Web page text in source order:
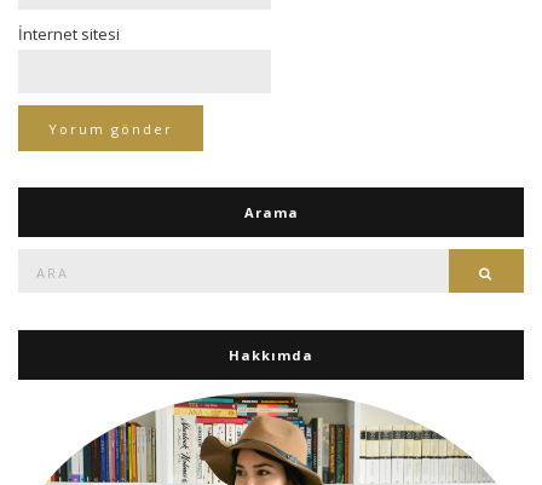
İnternet sitesi
Arama
Hakkımda